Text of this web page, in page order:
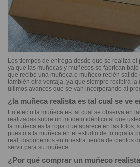
Los tiempos de entrega desde que se realiza el
ya que las muñecas y muñecos se fabrican
que recibe una muñeca o muñeco recién salido
también otra ventaja, ya que siempre recibirá
últimos avances que se van incorporando al
¿la muñeca realista es tal cual se ve
En efecto la muñeca es tal cual se observa en
realizadas sobre un modelo idéntico al que
la muñeca es la ropa que aparece en las fotos,
puesto a la muñeca en el estudio de fotografía
real, disponemos en nuestra tienda de cientos
servir para su muñeca.
¿Por qué comprar un muñeco